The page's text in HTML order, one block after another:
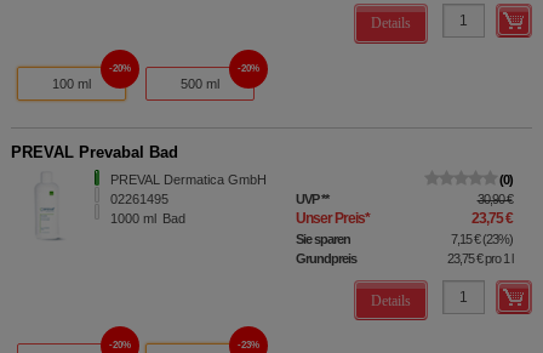
Details
100 ml
20%
500 ml
20%
PREVAL Prevabal Bad
PREVAL Dermatica GmbH
02261495
1000 ml Bad
0
UVP** 30,90 €
Unser Preis* 23,75 €
Sie sparen 7,15 €(23%)
Grundpreis
23,75 €pro 1 l
Details
20% 23%